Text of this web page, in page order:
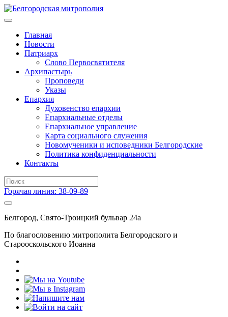
Главная
Новости
Патриарх
Слово Первосвятителя
Архипастырь
Проповеди
Указы
Епархия
Духовенство епархии
Епархиальные отделы
Епархиальное управление
Карта социального служения
Новомученики и исповедники Белгородские
Политика конфиденциальности
Контакты
Горячая линия: 38-09-89
Белгород, Свято-Троицкий бульвар 24а
По благословению митрополита Белгородского и
Старооскольского Иоанна